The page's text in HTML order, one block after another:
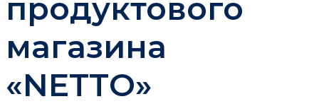
продуктового
магазина
«NETTO»